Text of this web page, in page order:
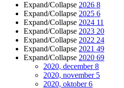
Expand/Collapse 2026 8
Expand/Collapse 2025 6
Expand/Collapse 2024 11
Expand/Collapse 2023 20
Expand/Collapse 2022 24
Expand/Collapse 2021 49
Expand/Collapse 2020 69
2020, december8
2020, november 5
2020, oktober6